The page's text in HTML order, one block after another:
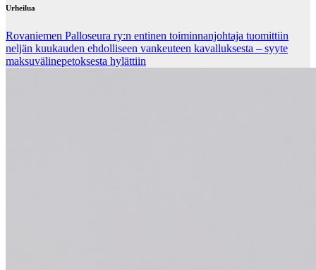
Urheilua
Rovaniemen Palloseura ry:n entinen toiminnanjohtaja tuo­mit­tiin
neljän kuu­kau­den eh­dol­li­seen van­keu­teen ka­val­luk­ses­ta – syyte
mak­su­vä­li­ne­pe­tok­ses­ta hy­lät­tiin